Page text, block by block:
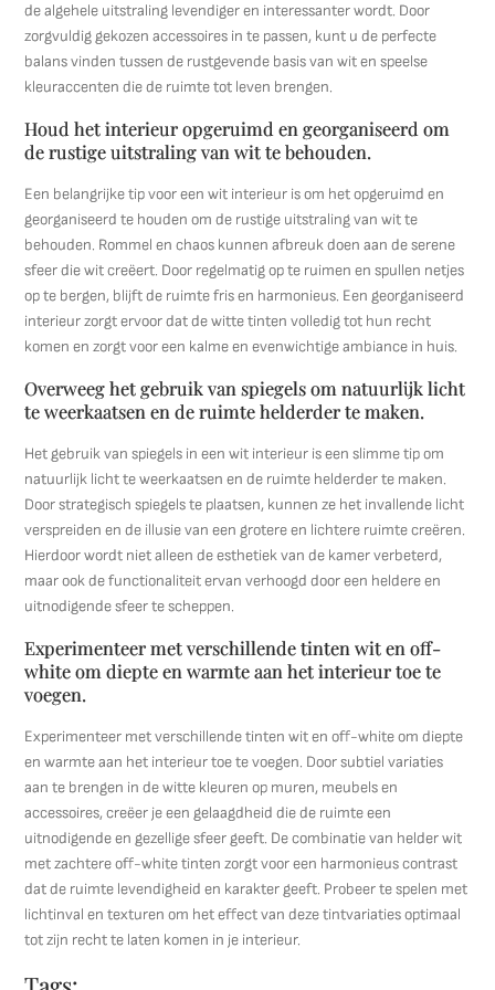
de algehele uitstraling levendiger en interessanter wordt. Door
zorgvuldig gekozen accessoires in te passen, kunt u de perfecte
balans vinden tussen de rustgevende basis van wit en speelse
kleuraccenten die de ruimte tot leven brengen.
Houd het interieur opgeruimd en georganiseerd om
de rustige uitstraling van wit te behouden.
Een belangrijke tip voor een wit interieur is om het opgeruimd en
georganiseerd te houden om de rustige uitstraling van wit te
behouden. Rommel en chaos kunnen afbreuk doen aan de serene
sfeer die wit creëert. Door regelmatig op te ruimen en spullen netjes
op te bergen, blijft de ruimte fris en harmonieus. Een georganiseerd
interieur zorgt ervoor dat de witte tinten volledig tot hun recht
komen en zorgt voor een kalme en evenwichtige ambiance in huis.
Overweeg het gebruik van spiegels om natuurlijk licht
te weerkaatsen en de ruimte helderder te maken.
Het gebruik van spiegels in een wit interieur is een slimme tip om
natuurlijk licht te weerkaatsen en de ruimte helderder te maken.
Door strategisch spiegels te plaatsen, kunnen ze het invallende licht
verspreiden en de illusie van een grotere en lichtere ruimte creëren.
Hierdoor wordt niet alleen de esthetiek van de kamer verbeterd,
maar ook de functionaliteit ervan verhoogd door een heldere en
uitnodigende sfeer te scheppen.
Experimenteer met verschillende tinten wit en off-
white om diepte en warmte aan het interieur toe te
voegen.
Experimenteer met verschillende tinten wit en off-white om diepte
en warmte aan het interieur toe te voegen. Door subtiel variaties
aan te brengen in de witte kleuren op muren, meubels en
accessoires, creëer je een gelaagdheid die de ruimte een
uitnodigende en gezellige sfeer geeft. De combinatie van helder wit
met zachtere off-white tinten zorgt voor een harmonieus contrast
dat de ruimte levendigheid en karakter geeft. Probeer te spelen met
lichtinval en texturen om het effect van deze tintvariaties optimaal
tot zijn recht te laten komen in je interieur.